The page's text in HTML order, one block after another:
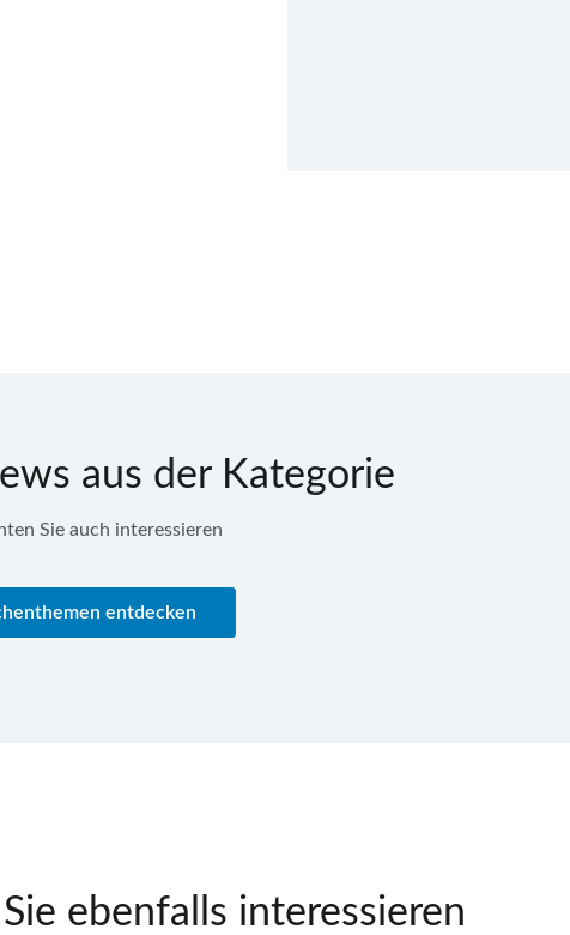
aus der Kategorie
Sie auch interessieren
entdecken
ebenfalls interessieren